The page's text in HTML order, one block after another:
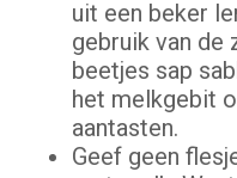
uit een beker
gebruik van de
beetjes sap
het melkgebit
aantasten.
Geef geen